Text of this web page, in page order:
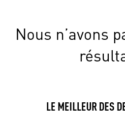
Nous n’avons
LE MEILLEUR DES